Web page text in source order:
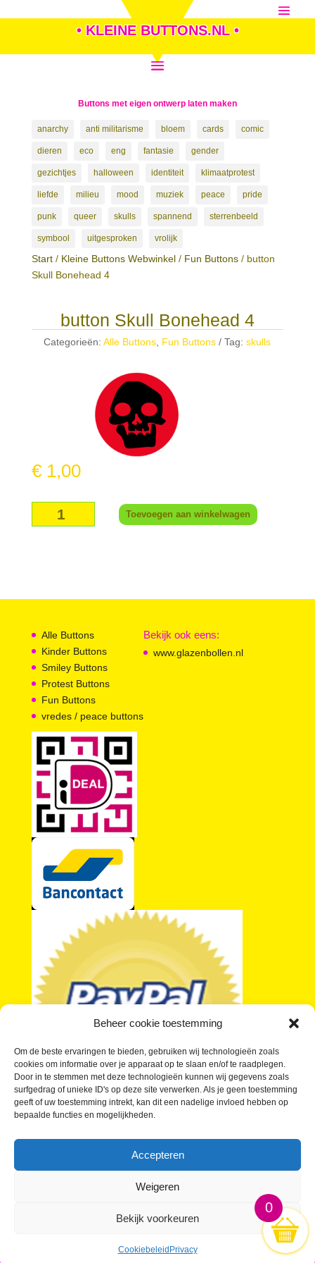
Beheer cookie toestemming
Om de beste ervaringen te bieden, gebruiken wij technologieën zoals
cookies om informatie over je apparaat op te slaan en/of te raadplegen.
Door in te stemmen met deze technologieën kunnen wij gegevens zoals
surfgedrag of unieke ID's op deze site verwerken. Als je geen toestemming
geeft of uw toestemming intrekt, kan dit een nadelige invloed hebben op
bepaalde functies en mogelijkheden.
Accepteren
Weigeren
Bekijk voorkeuren
Cookiebeleid Privacy
• KLEINE BUTTONS.NL •
Buttons met eigen ontwerp laten maken
anarchy anti militarisme bloem cards comic
dieren eco eng fantasie gender
gezichtjes halloween identiteit klimaatprotest
liefde milieu mood muziek peace pride
punk queer skulls spannend sterrenbeeld
symbool uitgesproken vrolijk
Start/ Kleine Buttons Webwinkel/ Fun Buttons/ button
Skull Bonehead 4
button Skull Bonehead 4
Categorieën:Alle Buttons Fun Buttons Tag:skulls
€1,00
button
Skull
Toevoegen aan winkelwagen
Alle Buttons
Kinder Buttons
Smiley Buttons
Protest Buttons
Fun Buttons
vredes / peace buttons
Bekijk ook eens:
www.glazenbollen.nl
Wat kosten Kleine Buttons?
Buttons laten maken in kleine oplage
Waar kan ik Kleine Buttons kopen?
KleineButtons.nl; De gróótste Kleine Buttons webwinkel
sinds 2010
0